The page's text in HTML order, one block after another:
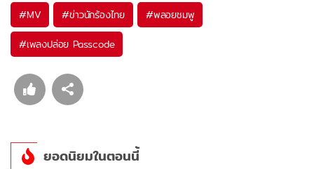
#MV #ข่าวนักร้องไทย #พลอยชมพู
#เพลงปล่อย Passcode
ยอดนิยมในตอนนี้